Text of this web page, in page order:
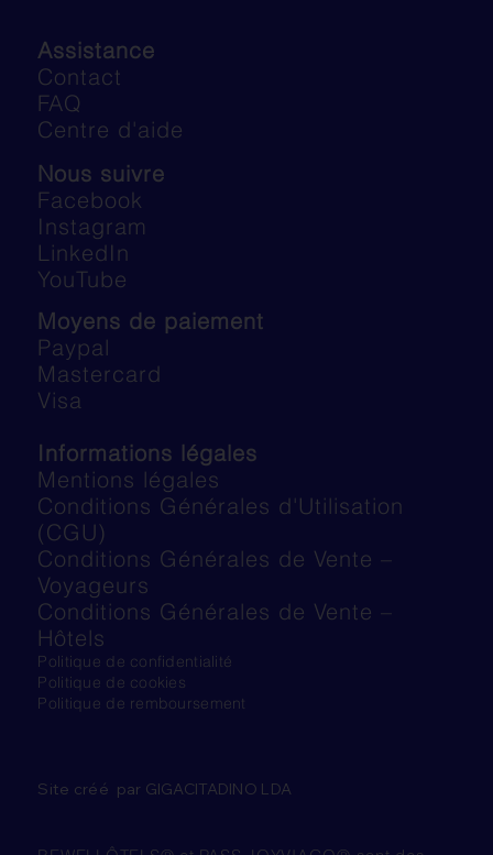
Assistance
Contact
FAQ
Centre d'aide
Informations légales
Mentions légales
Conditions Générales d'Utilisation
(CGU)
Conditions Générales de Vente –
Voyageurs
Conditions Générales de Vente –
Hôtels
Politique de confidentialité
Politique de cookies
Politique de remboursement
Nous suivre
Facebook
Instagram
LinkedIn
YouTube
Moyens de paiement
Paypal
Mastercard
Visa
Site créé par GIGACITADINO LDA